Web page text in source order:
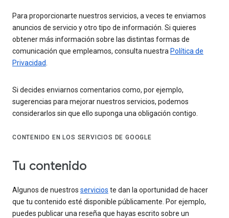
Para proporcionarte nuestros servicios, a veces te enviamos
anuncios de servicio y otro tipo de información. Si quieres
obtener más información sobre las distintas formas de
comunicación que empleamos, consulta nuestra Política de
Privacidad
Si decides enviarnos comentarios como, por ejemplo,
sugerencias para mejorar nuestros servicios, podemos
considerarlos sin que ello suponga una obligación contigo.
CONTENIDO EN LOS SERVICIOS DE GOOGLE
Tu contenido
Algunos de nuestros servicios te dan la oportunidad de hacer
que tu contenido esté disponible públicamente. Por ejemplo,
puedes publicar una reseña que hayas escrito sobre un